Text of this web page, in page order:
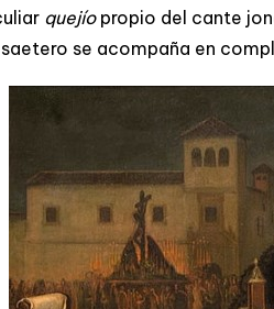
quejíopropio del cante
se acompaña en